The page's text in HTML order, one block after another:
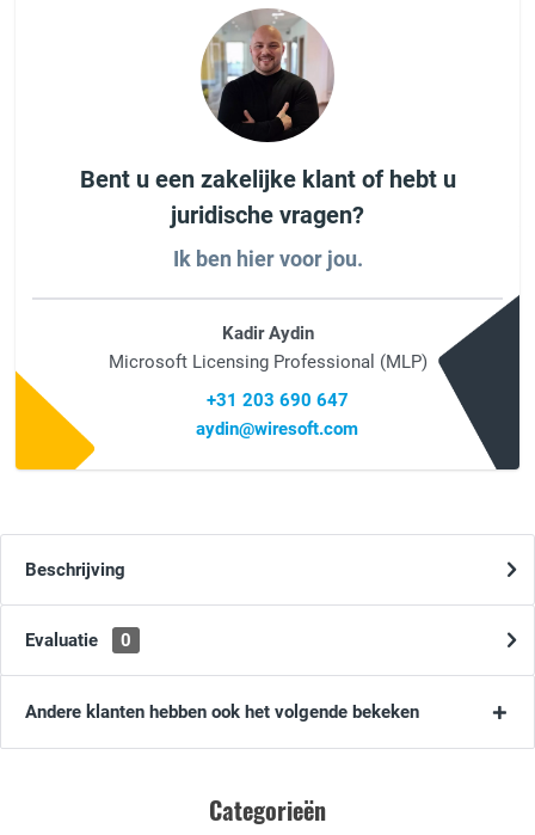
Bent u een zakelijke klant of hebt u
juridische vragen?
Ik ben hier voor jou.
Kadir Aydin
Microsoft Licensing Professional (MLP)
+31 203 690 647
aydin@wiresoft.com
Beschrijving
Evaluatie 0
Andere klanten hebben ook het volgende bekeken
Categorieën